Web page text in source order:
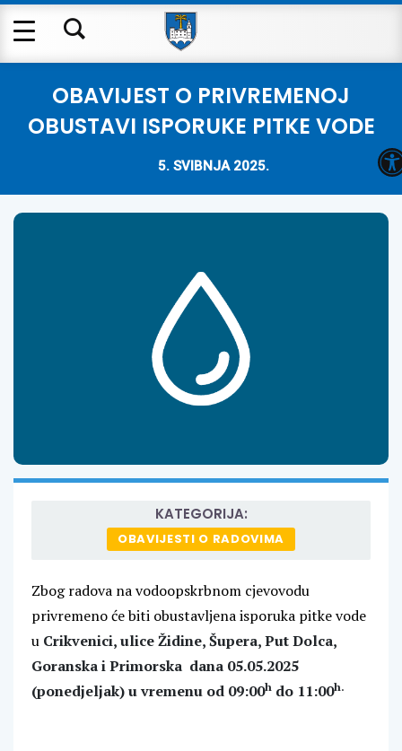
OBAVIJEST O PRIVREMENOJ
OBUSTAVI ISPORUKE PITKE VODE
5. SVIBNJA 2025.
KATEGORIJA:
OBAVIJESTI O RADOVIMA
Zbog radova na vodoopskrbnom cjevovodu
privremeno će biti obustavljena isporuka pitke vode
u Crikvenici,ulice Židine, Šupera, Put Dolca,
Goranska i Primorska dana 05.05.2025
(ponedjeljak)u vremenu od 09:00h do 11:00h.